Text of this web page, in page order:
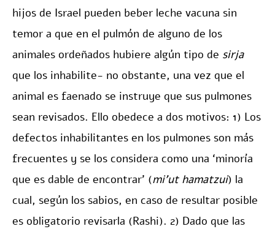
hijos de Israel pueden beber leche vacuna sin
temor a que en el pulmón de alguno de los
animales ordeñados hubiere algún tipo de sirja
que los inhabilite- no obstante, una vez que el
animal es faenado se instruye que sus pulmones
sean revisados. Ello obedece a dos motivos: 1) Los
defectos inhabilitantes en los pulmones son más
frecuentes y se los considera como una ‘minoría
que es dable de encontrar’ (mi’ut hamatzui) la
cual, según los sabios, en caso de resultar posible
es obligatorio revisarla (Rashi). 2) Dado que las